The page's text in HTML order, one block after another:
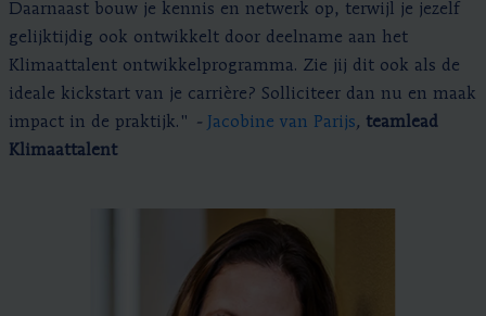
Daarnaast bouw je kennis en netwerk op, terwijl je jezelf
gelijktijdig ook ontwikkelt door deelname aan het
Klimaattalent ontwikkelprogramma. Zie jij dit ook als de
ideale kickstart van je carrière? Solliciteer dan nu en maak
impact in de praktijk. " - Jacobine van Parijs, teamlead
Klimaattalent